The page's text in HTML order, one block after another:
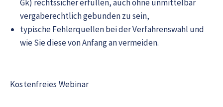
Gk) rechtssicher erfüllen, auch ohne unmittelbar
vergaberechtlich gebunden zu sein,
typische Fehlerquellen bei der Verfahrenswahl und
wie Sie diese von Anfang an vermeiden.
Kostenfreies Webinar